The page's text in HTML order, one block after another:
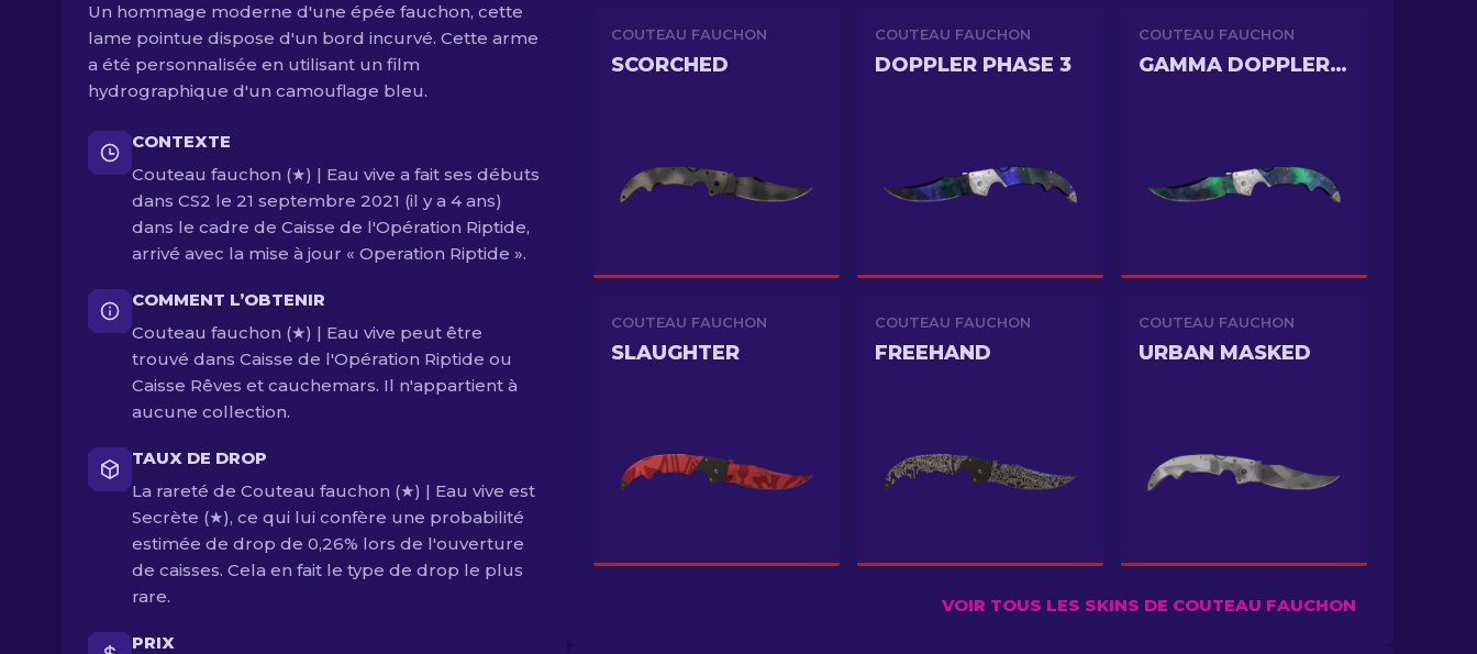
Un hommage moderne d'une épée fauchon, cette
lame pointue dispose d'un bord incurvé. Cette arme
a été personnalisée en utilisant un film
hydrographique d'un camouflage bleu.
CONTEXTE
Couteau fauchon (★) | Eau vive a fait ses débuts
dans CS2 le 21 septembre 2021 (il y a 4 ans)
dans le cadre de Caisse de l'Opération Riptide,
arrivé avec la mise à jour « Operation Riptide ».
COMMENT L’OBTENIR
Couteau fauchon (★) | Eau vive peut être
trouvé dans Caisse de l'Opération Riptide ou
Caisse Rêves et cauchemars. Il n'appartient à
aucune collection.
TAUX DE DROP
La rareté de Couteau fauchon (★) | Eau vive est
Secrète (★), ce qui lui confère une probabilité
estimée de drop de 0,26% lors de l'ouverture
de caisses. Cela en fait le type de drop le plus
rare.
PRIX
COUTEAU FAUCHON
SCORCHED
COUTEAU FAUCHON
DOPPLER PHASE 3
COUTEAU FAUCHON
GAMMA DOPPLER PHASE 1
COUTEAU FAUCHON
SLAUGHTER
COUTEAU FAUCHON
FREEHAND
COUTEAU FAUCHON
URBAN MASKED
VOIR TOUS LES SKINS DE COUTEAU FAUCHON